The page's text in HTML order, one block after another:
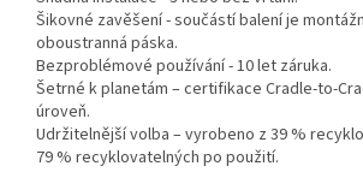
Šikovné zavěšení - součástí balení je
oboustranná páska.
Bezproblémové používání - 10 let záruka.
Šetrné k planetám – certifikace Cradle-to-
úroveň.
Udržitelnější volba – vyrobeno z 39 %
79 % recyklovatelných po použití.